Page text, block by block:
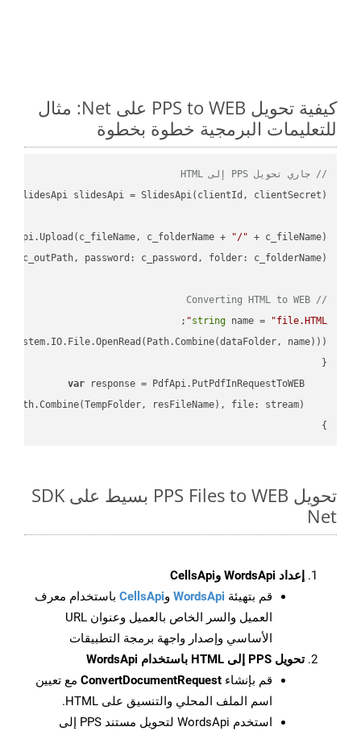
كيفية تحويل PPS to WEB على Net: مثال
للتعليمات البرمجية خطوة بخطوة
// جاري تحويل PPS إلى HTML
c_folderName +
"/"
// Converting HTML to WEB
string name = "file.HTML"
;
var
}
تحويل PPS Files to WEB بسيط على SDK
Net
إعداد WordsApi وCellsApi
قم بتهيئة WordsApi وCellsApi باستخدام معرف
العميل والسر الخاص بالعميل وعنوان URL
الأساسي وإصدار واجهة برمجة التطبيقات
تحويل PPS إلى HTML باستخدام WordsApi
قم بإنشاء ConvertDocumentRequest مع تعيين
اسم الملف المحلي والتنسيق على HTML.
استخدم WordsApi لتحويل مستند PPS إلى